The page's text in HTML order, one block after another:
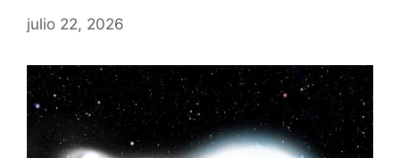
julio 22, 2026